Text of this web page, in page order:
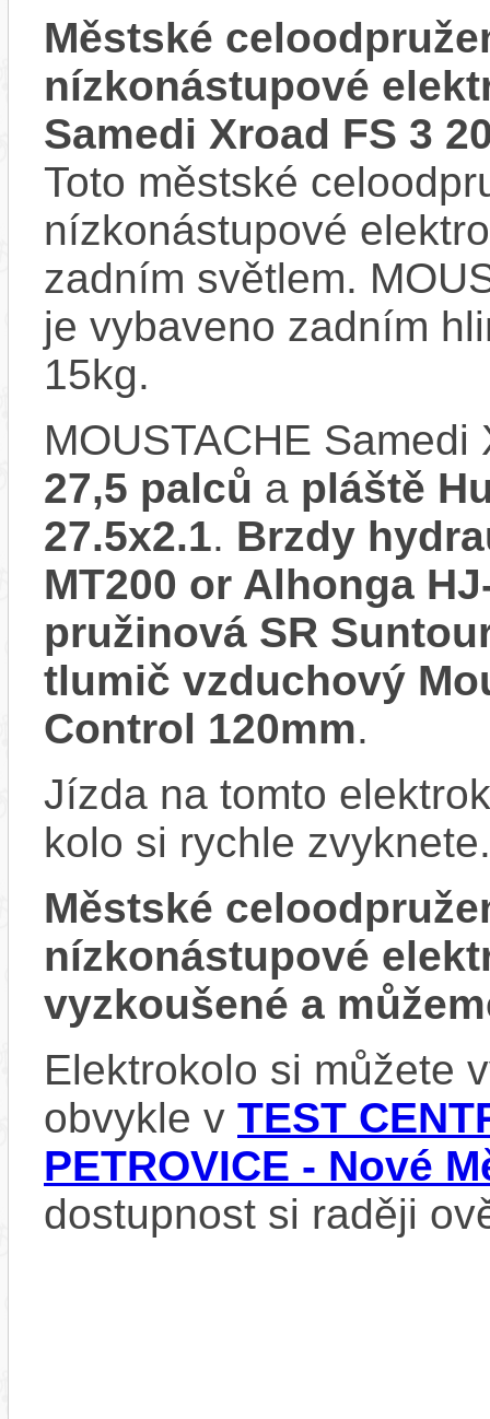
Městské
nízkonástupové
Samedi Xroad FS 3
Toto městské
nízkonástupové
zadním světlem.
je vybaveno zadním
15kg.
MOUSTACHE
27,5 palců a pláště
27.5x2.1. Brzdy
MT200 or Alhonga
pružinová SR
tlumič vzduchový
Control 120mm.
Jízda na tomto
kolo si rychle zvyknete.
Městské
nízkonástupové
vyzkoušené a
Elektrokolo si můžete
obvykle v TEST
PETROVICE - Nové
dostupnost si raději